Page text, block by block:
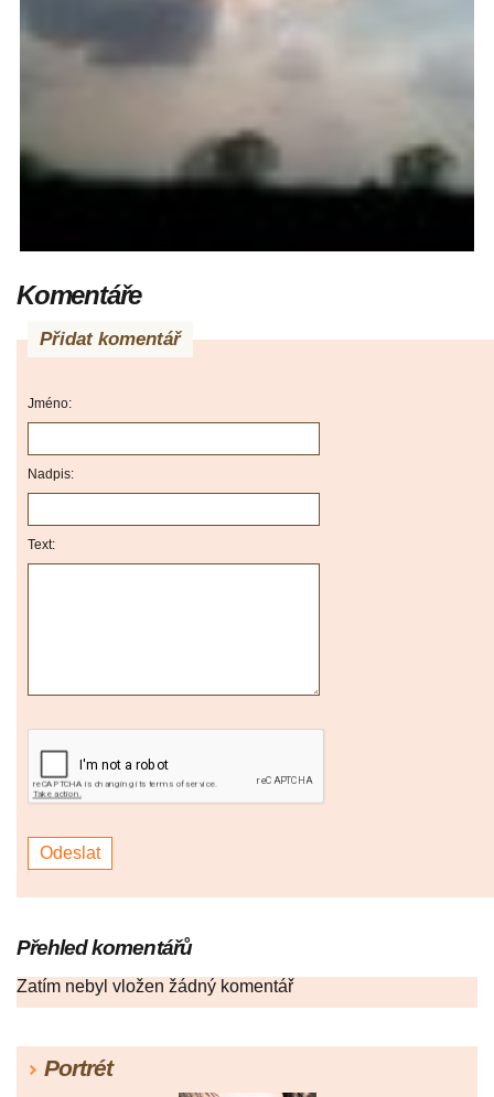
Komentáře
Přidat komentář
Jméno:
Nadpis:
Text:
Přehled komentářů
Zatím nebyl vložen žádný komentář
Portrét